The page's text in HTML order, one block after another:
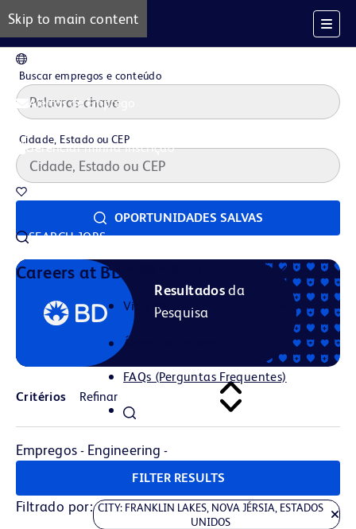
Skip to main content
Alertas de Emprego
Gerenciar minha inscrição
SEARCH JOBS
Careers at BD
Vida na BD
Áreas de Carreira
FAQs (Perguntas Frequentes)
Buscar empregos e conteúdo
Cidade, Estado ou CEP
OPORTUNIDADES SALVAS
Resultadosda
Pesquisa
Critérios
Empregos - Engineering -
FILTER RESULTS
Filtrado por
CITY: FRANKLIN LAKES, NOVA JÉRSIA, ESTADOS
UNIDOS